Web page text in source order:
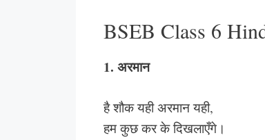
BSEB Class 6
1. अरमान
है शौक यही अरमान यही,
हम कुछ कर के दिखलाएँगे।